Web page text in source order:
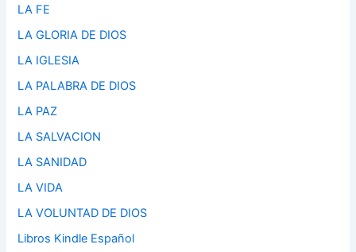
LA FE
LA GLORIA DE DIOS
LA IGLESIA
LA PALABRA DE DIOS
LA PAZ
LA SALVACION
LA SANIDAD
LA VIDA
LA VOLUNTAD DE DIOS
Libros Kindle Español